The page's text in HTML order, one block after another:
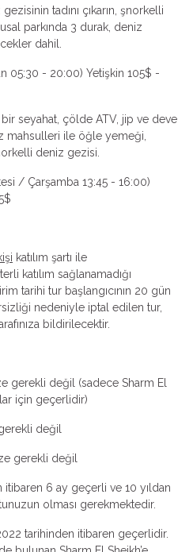
tadını çıkarın, şnorkelli
parkında 3 durak, deniz
dahil.
05:30 - 20:00) Yetişkin 105$ -
bir seyahat, çölde ATV, jip ve deve
mahsulleri ile öğle yemeği,
deniz gezisi.
/ Çarşamba 13:45 - 16:00)
katılım şartı ile
katılım sağlanamadığı
tarihi tur başlangıcının 20 gün
nedeniyle iptal edilen tur,
bildirilecektir.
gerekli değil (sadece Sharm El
turlar için geçerlidir)
değil
gerekli değil
itibaren 6 ay geçerli ve 10 yıldan
olması gerekmektedir.
tarihinden itibaren geçerlidir.